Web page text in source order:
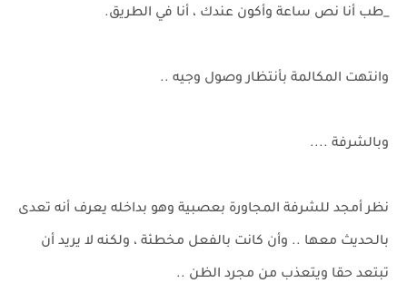
_طب أنا نص ساعة وأكون عندك ، أنا في الطريق.
وانتهت المكالمة بأنتظار وصول وجيه ..
وبالشرفة ....
نظر أمجد للشرفة المجاورة بعصبية وهو بداخله يعرف أنه تعدى
بالحديث معها .. وأن كانت بالفعل مخطئة ، ولكنه لا يريد أن
تبتعد حقا ويتعذب من مجرد الظن ..